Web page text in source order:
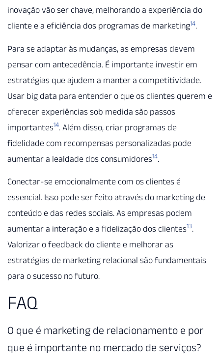
inovação vão ser chave, melhorando a experiência do
cliente e a eficiência dos programas de marketing14.
Para se adaptar às mudanças, as empresas devem
pensar com antecedência. É importante investir em
estratégias que ajudem a manter a competitividade.
Usar big data para entender o que os clientes querem e
oferecer experiências sob medida são passos
importantes14. Além disso, criar programas de
fidelidade com recompensas personalizadas pode
aumentar a lealdade dos consumidores14.
Conectar-se emocionalmente com os clientes é
essencial. Isso pode ser feito através do marketing de
conteúdo e das redes sociais. As empresas podem
aumentar a interação e a fidelização dos clientes13.
Valorizar o feedback do cliente e melhorar as
estratégias de marketing relacional são fundamentais
para o sucesso no futuro.
FAQ
O que é marketing de relacionamento e por
que é importante no mercado de serviços?